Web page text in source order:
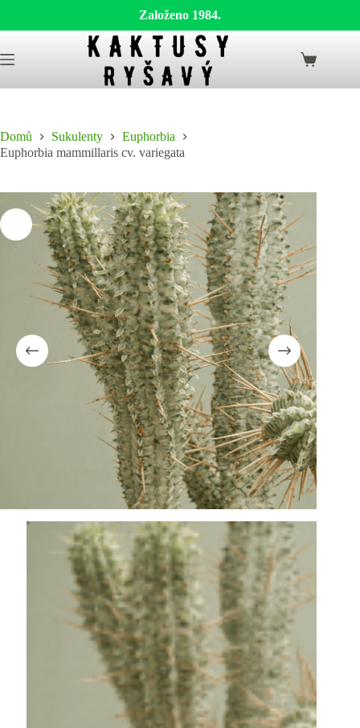
Založeno 1984.
to
content
Shopping
Domů Sukulenty
Euphorbia
Euphorbia mammillaris cv. variegata